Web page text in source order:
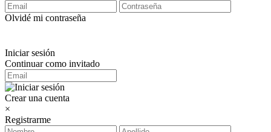
Olvidé mi contraseña
Iniciar sesión
Continuar como invitado
Crear una cuenta
×
Registrarme